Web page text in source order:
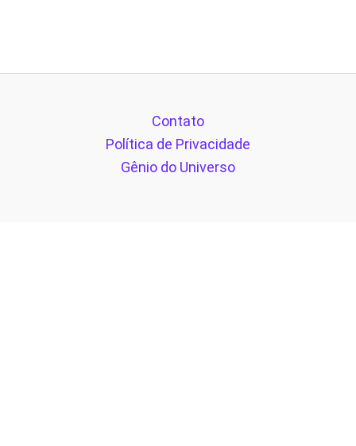
Contato
Política de Privacidade
Gênio do Universo